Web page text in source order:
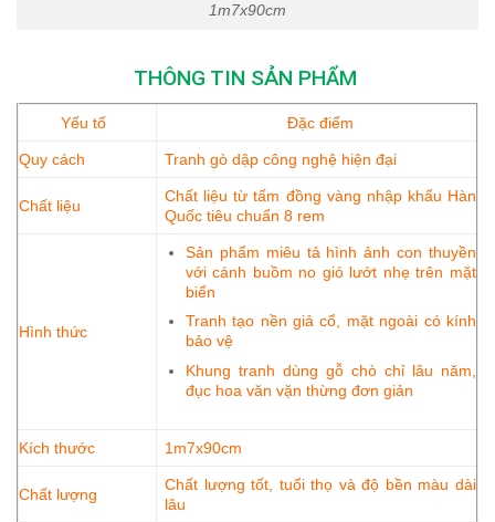
1m7x90cm
THÔNG TIN SẢN PHẨM
Yếu tố Đặc điểm
Quy cách Tranh gò dập công nghệ hiện đại
Chất liệu
Chất liệu từ tấm đồng vàng nhập khẩu Hàn
Quốc tiêu chuẩn 8 rem
Hình thức
Sản phẩm miêu tả hình ảnh con thuyền
với cánh buồm no gió lướt nhẹ trên mặt
biển
Tranh tạo nền giả cổ, mặt ngoài có kính
bảo vệ
Khung tranh dùng gỗ chò chỉ lâu năm,
đục hoa văn vặn thừng đơn giản
Kích thước 1m7x90cm
Chất lượng
Chất lượng tốt, tuổi thọ và độ bền màu dài
lâu